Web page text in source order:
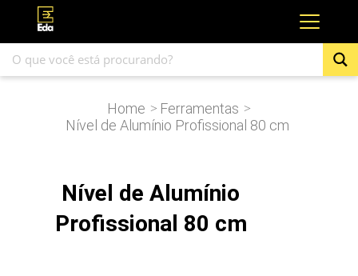
Home > Ferramentas >
Nível de Alumínio Profissional 80 cm
Nível de Alumínio
Profissional 80 cm